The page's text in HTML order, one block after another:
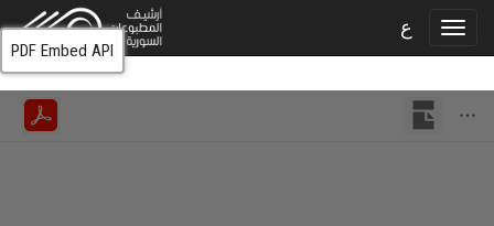
ع
PDF Embed API